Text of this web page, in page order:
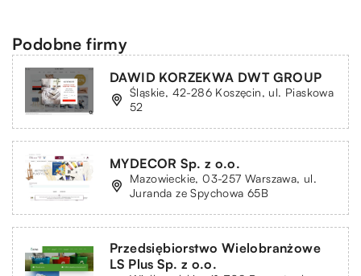
Podobne firmy
DAWID KORZEKWA DWT GROUP
Śląskie, 42-286 Koszęcin, ul. Piaskowa
52
MYDECOR Sp. z o.o.
Mazowieckie, 03-257 Warszawa, ul.
Juranda ze Spychowa 65B
Przedsiębiorstwo Wielobranżowe
LS Plus Sp. z o.o.